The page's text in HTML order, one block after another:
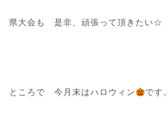
県大会も 是非、頑張って頂きたい☆
ところで 今月末はハロウィン です。